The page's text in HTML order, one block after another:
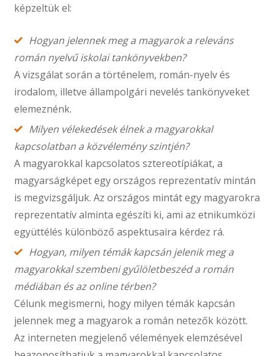
képzeltük el:
Hogyan jelennek meg a magyarok a releváns
román nyelvű iskolai tankönyvekben?
A vizsgálat során a történelem, román-nyelv és
irodalom, illetve állampolgári nevelés tankönyveket
elemeznénk.
Milyen vélekedések élnek a magyarokkal
kapcsolatban a közvélemény szintjén?
A magyarokkal kapcsolatos sztereotípiákat, a
magyarságképet egy országos reprezentatív mintán
is megvizsgáljuk. Az országos mintát egy magyarokra
reprezentatív alminta egészíti ki, ami az etnikumközi
együttélés különböző aspektusaira kérdez rá.
Hogyan, milyen témák kapcsán jelenik meg a
magyarokkal szembeni gyűlöletbeszéd a román
médiában és az online térben?
Célunk megismerni, hogy milyen témák kapcsán
jelennek meg a magyarok a román netezők között.
Az interneten megjelenő vélemények elemzésével